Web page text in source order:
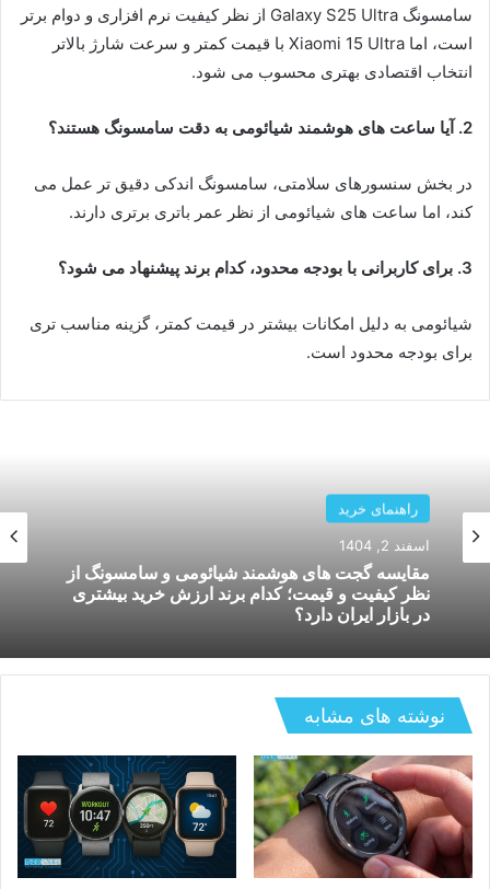
سامسونگ Galaxy S25 Ultra از نظر کیفیت نرم افزاری و دوام برتر
است، اما Xiaomi 15 Ultra با قیمت کمتر و سرعت شارژ بالاتر
انتخاب اقتصادی بهتری محسوب می شود.
2. آیا ساعت های هوشمند شیائومی به دقت سامسونگ هستند؟
در بخش سنسورهای سلامتی، سامسونگ اندکی دقیق تر عمل می
کند، اما ساعت های شیائومی از نظر عمر باتری برتری دارند.
3. برای کاربرانی با بودجه محدود، کدام برند پیشنهاد می شود؟
شیائومی به دلیل امکانات بیشتر در قیمت کمتر، گزینه مناسب تری
برای بودجه محدود است.
راهنمای خرید
اسفند 2, 1404
مقایسه گجت های هوشمند شیائومی و سامسونگ از
نظر کیفیت و قیمت؛ کدام برند ارزش خرید بیشتری
در بازار ایران دارد؟
راهنمای خرید
بهمن 26, 1404
بررسی دستگاه های هوشمند کنترل لوازم خانگی؛
کدام سیستم برای خانه های ایرانی بهتر کار میکند و
چگونه استفاده میشود؟
نوشته های مشابه